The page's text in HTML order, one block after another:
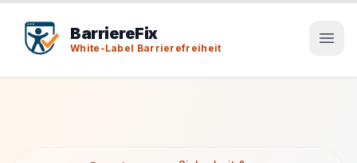
BarriereFix
White-Label Barrierefreiheit